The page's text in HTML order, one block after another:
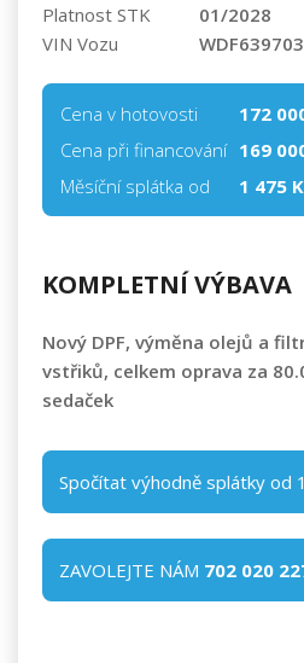
Platnost STK
01/2028
VIN Vozu
Cena v hotovosti
172
Cena při financování 169
Měsíční splátka od
1 475
KOMPLETNÍ VÝBAVA
Nový DPF, výměna olejů a
vstřiků, celkem oprava za
sedaček
Spočítat výhodně splátky od
ZAVOLEJTE NÁM 702 020